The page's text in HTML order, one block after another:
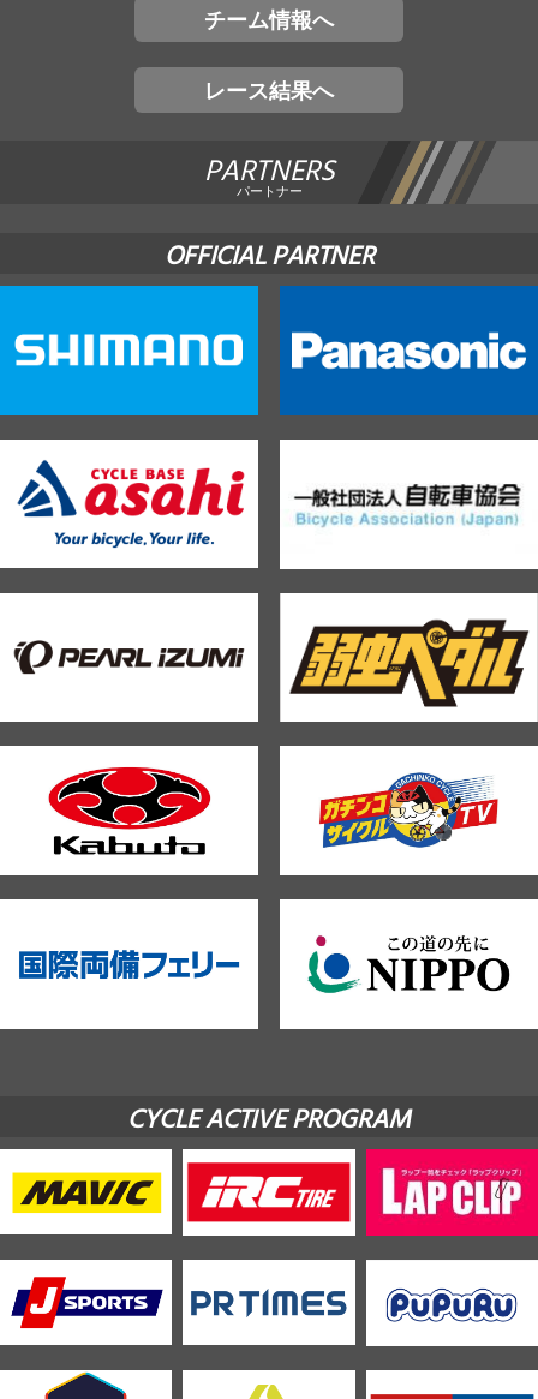
チーム情報へ
レース結果へ
PARTNERS
パートナー
OFFICIAL PARTNER
CYCLE ACTIVE PROGRAM